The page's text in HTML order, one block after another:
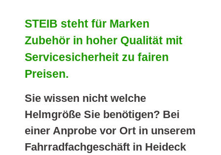
STEIB steht für Marken
Zubehör in hoher Qualität mit
Servicesicherheit zu fairen
Preisen.
Sie wissen nicht welche
Helmgröße Sie benötigen? Bei
einer Anprobe vor Ort in unserem
Fahrradfachgeschäft in Heideck